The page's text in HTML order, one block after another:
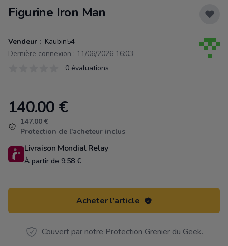
Figurine Iron Man
Vendeur : Kaubin54
Dernière connexion : 11/06/2026 16:03
0 évaluations
Product information
140.00 €
147.00 €
Protection de l'acheteur inclus
Livraison Mondial Relay
À partir de 9.58 €
Acheter l'article
Couvert par notre Protection Grenier du Geek.